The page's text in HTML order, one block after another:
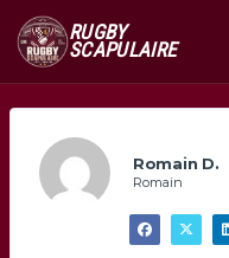
RUGBY
SCAPULAIRE
Romain D.
Romain